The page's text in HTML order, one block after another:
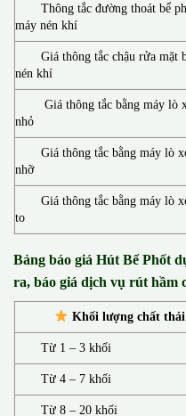
Thông tắc đường thoát bể
máy nén khí
Giá thông tắc chậu rửa mặt
nén khí
Giá thông tắc bằng máy lò
nhỏ
Giá thông tắc bằng máy lò
nhỡ
Giá thông tắc bằng máy lò
to
Bảng báo giá Hút Bể Phốt d
ra, báo giá dịch vụ rút hầm
Khối lượng chất thải
Từ 1 – 3 khối
Từ 4 – 7 khối
Từ 8 – 20 khối